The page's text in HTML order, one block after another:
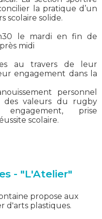
la pratique d’un
scolaire solide.
le mardi en fin de
midi
au travers de leur
engagement dans la
personnel
des valeurs du rugby
engagement, prise
scolaire.
- "L'Atelier"
propose aux
d'arts plastiques.